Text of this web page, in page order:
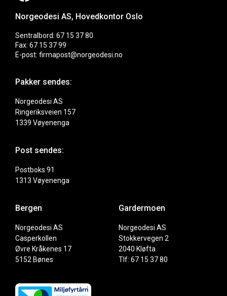
Norgeodesi AS, Hovedkontor Oslo
Sentralbord: 67 15 37 80
Fax: 67 15 37 99
E-post: firmapost@norgeodesi.no
Pakker sendes:
Norgeodesi AS
Ringeriksveien 157
1339 Vøyenenga
Post sendes:
Postboks 91
1313 Vøyenenga
Bergen
Norgeodesi AS
Casperkollen
Øvre Kråkenes 17
5152 Bønes
Gardermoen
Norgeodesi AS
Stokkervegen 2
2040 Kløfta
Tlf: 67 15 37 80